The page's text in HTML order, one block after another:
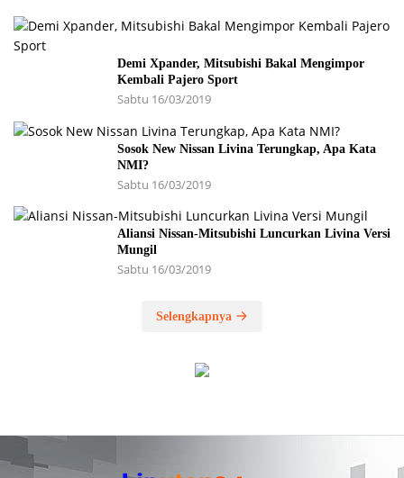
Demi Xpander, Mitsubishi Bakal Mengimpor
Kembali Pajero Sport
Sabtu 16/03/2019
Sosok New Nissan Livina Terungkap, Apa Kata
NMI?
Sabtu 16/03/2019
Aliansi Nissan-Mitsubishi Luncurkan Livina Versi
Mungil
Sabtu 16/03/2019
Selengkapnya